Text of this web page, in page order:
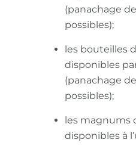
(panachage
possibles);
les bouteilles
disponibles
(panachage
possibles);
les magnums
disponibles à